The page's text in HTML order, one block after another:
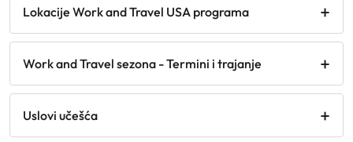
Lokacije Work and Travel USA programa
Work and Travel sezona - Termini i trajanje
Uslovi učešća